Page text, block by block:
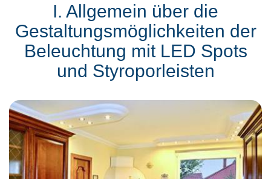
I. Allgemein über die
Gestaltungsmöglichkeiten der
Beleuchtung mit LED Spots
und Styroporleisten